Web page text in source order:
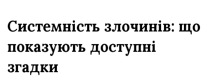
Системність злочинів: що
показують доступні
згадки